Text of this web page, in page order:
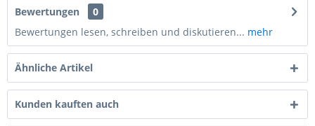
Bewertungen
0
Bewertungen lesen, schreiben und diskutieren... mehr
Ähnliche Artikel
Kunden kauften auch